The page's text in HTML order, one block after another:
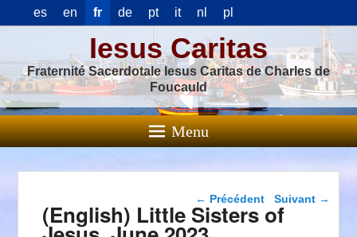
es en fr de pt it nl pl
Iesus Caritas
Fraternité Sacerdotale Iesus Caritas de Charles de
Foucauld
Menu
Navigation dans les
← Précédent Suivant →
(English) Little Sisters of